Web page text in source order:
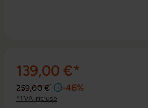
139,00 €*
259,00 € -46%
*TVA incluse